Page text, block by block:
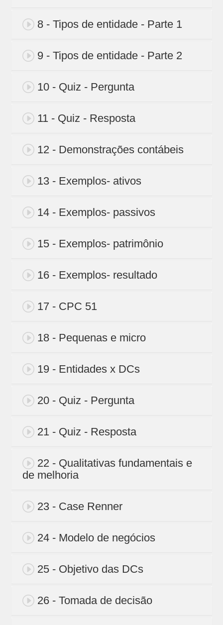
8 - Tipos de entidade - Parte 1
9 - Tipos de entidade - Parte 2
10 - Quiz - Pergunta
11 - Quiz - Resposta
12 - Demonstrações contábeis
13 - Exemplos- ativos
14 - Exemplos- passivos
15 - Exemplos- patrimônio
16 - Exemplos- resultado
17 - CPC 51
18 - Pequenas e micro
19 - Entidades x DCs
20 - Quiz - Pergunta
21 - Quiz - Resposta
22 - Qualitativas fundamentais e
de melhoria
23 - Case Renner
24 - Modelo de negócios
25 - Objetivo das DCs
26 - Tomada de decisão